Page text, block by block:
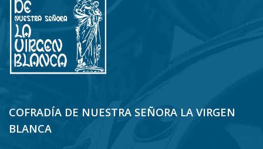
COFRADÍA DE NUESTRA SEÑORA LA VIRGEN
BLANCA